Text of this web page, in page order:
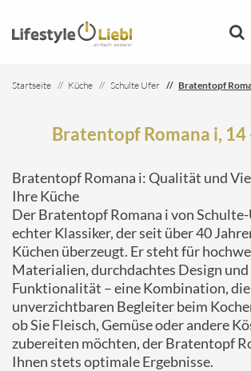
Startseite Küche Schulte Ufer Bratentopf
Bratentopf Romana i, 14
Bratentopf Romana i: Qualität und
Ihre Küche
Der Bratentopf Romana i von
echter Klassiker, der seit über 40
Küchen überzeugt. Er steht für
Materialien, durchdachtes Design
Funktionalität – eine Kombination, die
unverzichtbaren Begleiter beim
ob Sie Fleisch, Gemüse oder andere
zubereiten möchten, der Bratentopf
Ihnen stets optimale Ergebnisse.